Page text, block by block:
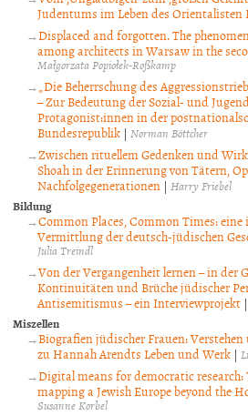
Judentums im Leben des Orientalisten
Displaced and forgotten. The
among architects in Warsaw in the
Małgorzata Popiołek-Roßkamp
„Die Beherrschung des
– Zur Bedeutung der Sozial- und
Protagonist:innen in der
Bundesrepublik | Norman Böttcher
Zwischen rituellem Gedenken und
Shoah in der Erinnerung von Tätern,
Nachfolgegenerationen | Harry Friebel
Bildung
Common Places, Common Times:
Vermittlung der deutsch-jüdischen
Julia Treindl
Von der Vergangenheit lernen – in der
Kontinuitäten und Brüche jüdischer
Antisemitismus – ein Interviewprojekt |
Miszellen
Biografien jüdischer Frauen:
zu Hannah Arendts Leben und Werk |
Digital means for democratic
mapping a Jewish Europe beyond the
Susanne Korbel